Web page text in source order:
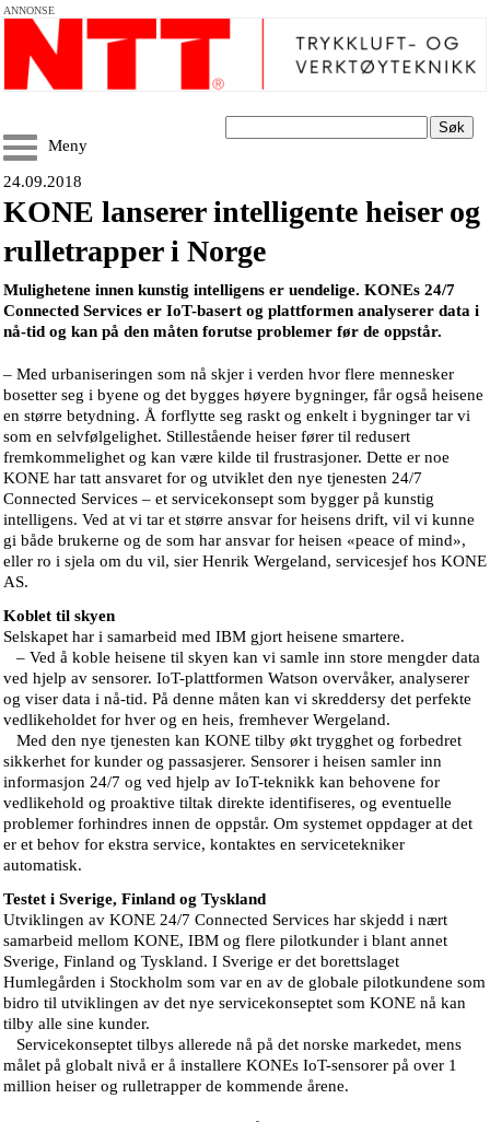
ANNONSE
Søk
Meny
24.09.2018
KONE lanserer intelligente heiser og
rulletrapper i Norge
Mulighetene innen kunstig intelligens er uendelige. KONEs 24/7
Connected Services er IoT-basert og plattformen analyserer data i
nå-tid og kan på den måten forutse problemer før de oppstår.
– Med urbaniseringen som nå skjer i verden hvor flere mennesker
bosetter seg i byene og det bygges høyere bygninger, får også heisene
en større betydning. Å forflytte seg raskt og enkelt i bygninger tar vi
som en selvfølgelighet. Stillestående heiser fører til redusert
fremkommelighet og kan være kilde til frustrasjoner. Dette er noe
KONE har tatt ansvaret for og utviklet den nye tjenesten 24/7
Connected Services – et servicekonsept som bygger på kunstig
intelligens. Ved at vi tar et større ansvar for heisens drift, vil vi kunne
gi både brukerne og de som har ansvar for heisen «peace of mind»,
eller ro i sjela om du vil, sier Henrik Wergeland, servicesjef hos KONE
AS.
Koblet til skyen
Selskapet har i samarbeid med IBM gjort heisene smartere.
– Ved å koble heisene til skyen kan vi samle inn store mengder data
ved hjelp av sensorer. IoT-plattformen Watson overvåker, analyserer
og viser data i nå-tid. På denne måten kan vi skreddersy det perfekte
vedlikeholdet for hver og en heis, fremhever Wergeland.
Med den nye tjenesten kan KONE tilby økt trygghet og forbedret
sikkerhet for kunder og passasjerer. Sensorer i heisen samler inn
informasjon 24/7 og ved hjelp av IoT-teknikk kan behovene for
vedlikehold og proaktive tiltak direkte identifiseres, og eventuelle
problemer forhindres innen de oppstår. Om systemet oppdager at det
er et behov for ekstra service, kontaktes en servicetekniker
automatisk.
Testet i Sverige, Finland og Tyskland
Utviklingen av KONE 24/7 Connected Services har skjedd i nært
samarbeid mellom KONE, IBM og flere pilotkunder i blant annet
Sverige, Finland og Tyskland. I Sverige er det borettslaget
Humlegården i Stockholm som var en av de globale pilotkundene som
bidro til utviklingen av det nye servicekonseptet som KONE nå kan
tilby alle sine kunder.
Servicekonseptet tilbys allerede nå på det norske markedet, mens
målet på globalt nivå er å installere KONEs IoT-sensorer på over 1
million heiser og rulletrapper de kommende årene.